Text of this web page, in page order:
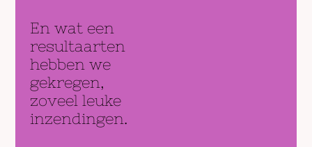
En wat een
resultaarten
hebben we
gekregen,
zoveel leuke
inzendingen.